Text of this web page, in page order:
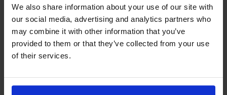
We also share information about your use of our site with
our social media, advertising and analytics partners who
may combine it with other information that you’ve
provided to them or that they’ve collected from your use
of their services.